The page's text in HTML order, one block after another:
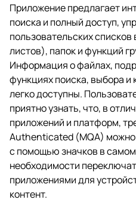
Приложение предлагает
поиска и полный доступ,
пользовательских
листов), папок и функций
Информация о файлах,
функциях поиска, выбора
легко доступны.
приятно узнать, что, в
приложений и платформ,
Authenticated (MQA)
с помощью значков в
необходимости
приложениями для
контент.